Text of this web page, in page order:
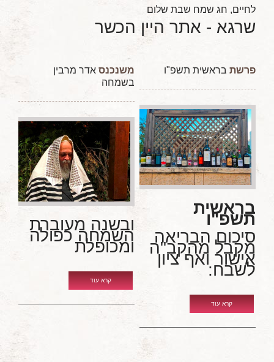
לחיים, חג שמח שבת שלום
שרגא - אתר היין הכשר
פרשת בראשית תשפ"ו
בראשית
תשפ"ו
סיכום הבריאה
מקבל מהקב"ה
אישור ואף ציון
לשבח:
קרא עוד
משנכנסאדר מרבין
בשמחה
ובשנה מעוברת
השמחה כפולה
ומכופלת
קרא עוד